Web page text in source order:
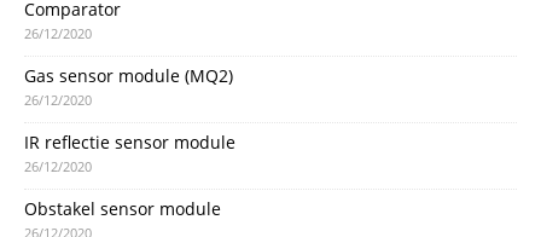
Comparator
26/12/2020
Gas sensor module (MQ2)
26/12/2020
IR reflectie sensor module
26/12/2020
Obstakel sensor module
26/12/2020